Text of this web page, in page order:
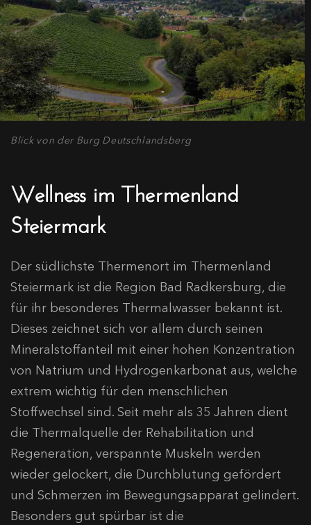
Blick von der Burg Deutschlandsberg
Wellness im Thermenland
Steiermark
Der südlichste Thermenort im Thermenland
Steiermark ist die Region Bad Radkersburg, die
für ihr besonderes Thermalwasser bekannt ist.
Dieses zeichnet sich vor allem durch seinen
Mineralstoffanteil mit einer hohen Konzentration
von Natrium und Hydrogenkarbonat aus, welche
extrem wichtig für den menschlichen
Stoffwechsel sind. Seit mehr als 35 Jahren dient
die Thermalquelle der Rehabilitation und
Regeneration, verspannte Muskeln werden
wieder gelockert, die Durchblutung gefördert
und Schmerzen im Bewegungsapparat gelindert.
Besonders gut spürbar ist die